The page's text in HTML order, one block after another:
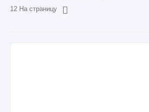
12 На страницу